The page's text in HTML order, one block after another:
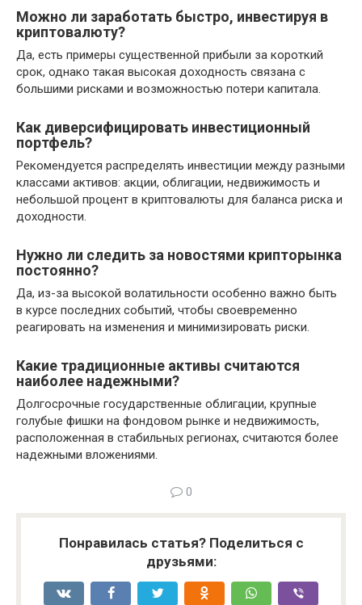
Можно ли заработать быстро, инвестируя в
криптовалюту?
Да, есть примеры существенной прибыли за короткий
срок, однако такая высокая доходность связана с
большими рисками и возможностью потери капитала.
Как диверсифицировать инвестиционный
портфель?
Рекомендуется распределять инвестиции между разными
классами активов: акции, облигации, недвижимость и
небольшой процент в криптовалюты для баланса риска и
доходности.
Нужно ли следить за новостями крипторынка
постоянно?
Да, из-за высокой волатильности особенно важно быть
в курсе последних событий, чтобы своевременно
реагировать на изменения и минимизировать риски.
Какие традиционные активы считаются
наиболее надежными?
Долгосрочные государственные облигации, крупные
голубые фишки на фондовом рынке и недвижимость,
расположенная в стабильных регионах, считаются более
надежными вложениями.
0
Понравилась статья? Поделиться с
друзьями: